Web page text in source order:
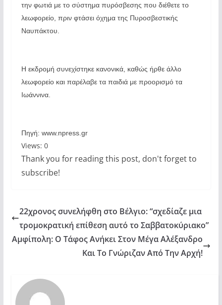
την φωτιά με το σύστημα πυρόσβεσης που διέθετε το
λεωφορείο, πριν φτάσει όχημα της Πυροσβεστικής
Ναυπάκτου.
Η εκδρομή συνεχίστηκε κανονικά, καθώς ήρθε άλλο
λεωφορείο και παρέλαβε τα παιδιά με προορισμό τα
Ιωάννινα.
Πηγή: www.npress.gr
Views: 0
Thank you for reading this post, don't forget to
subscribe!
22χρονος συνελήφθη στο Βέλγιο: “σχεδίαζε μια
τρομοκρατική επίθεση αυτό το Σαββατοκύριακο”
Αμφίπολη: O Τάφος Ανήκει Στον Μέγα Αλέξανδρο
Και Το Γνώριζαν Από Την Αρχή!